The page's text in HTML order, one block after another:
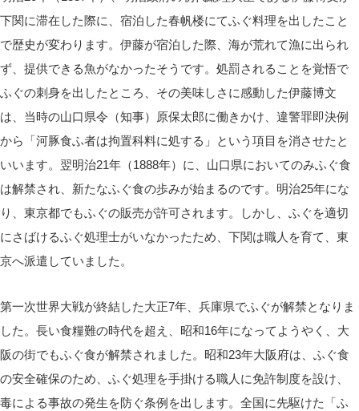
下関に滞在した際に、宿泊した春帆楼にてふぐ料理を出したこと
で歴史が変わります。伊藤が宿泊した際、海が荒れて漁に出られ
ず、提供できる魚がなかったそうです。処罰されることを覚悟で
ふぐの刺身を出したところ、その美味しさに感動した伊藤博文
は、当時の山口県令（知事）原保太郎に働きかけ、違警罪即決例
から「河豚食ふ者は拘置科料に処する」という項目を消させたと
いいます。翌明治21年（1888年）に、山口県においてのみふぐ食
は解禁され、新たなふぐ食の歩みが始まるのです。明治25年にな
り、東京都でもふぐの販売が許可されます。しかし、ふぐを適切
にさばけるふぐ処理士がいなかったため、下関は職人を育て、東
京へ派遣していました。
第一次世界大戦が終結した大正7年、兵庫県でふぐが解禁となりま
した。長い食糧難の時代を超え、昭和16年になってようやく、大
阪の街でもふぐ食が解禁されました。昭和23年大阪府は、ふぐ食
の安全確保のため、ふぐ処理を手掛ける職人に免許制度を設け、
毒による事故の発生を防ぐ条例を出します。全国に先駆けた「ふ